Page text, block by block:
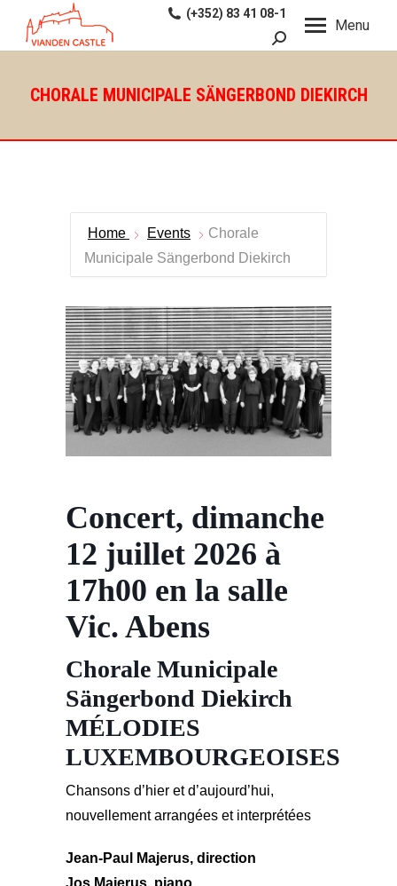
Menu
(+352) 83 41 08-1
Recherche
CHORALE MUNICIPALE SÄNGERBOND DIEKIRCH
Home Events
Chorale
Municipale Sängerbond Diekirch
Concert, dimanche
12 juillet 2026 à
17h00 en la salle
Vic. Abens
Chorale Municipale
Sängerbond Diekirch
MÉLODIES
LUXEMBOURGEOISES
Chansons d’hier et d’aujourd’hui,
nouvellement arrangées et interprétées
Jean-Paul Majerus, direction
Jos Majerus, piano